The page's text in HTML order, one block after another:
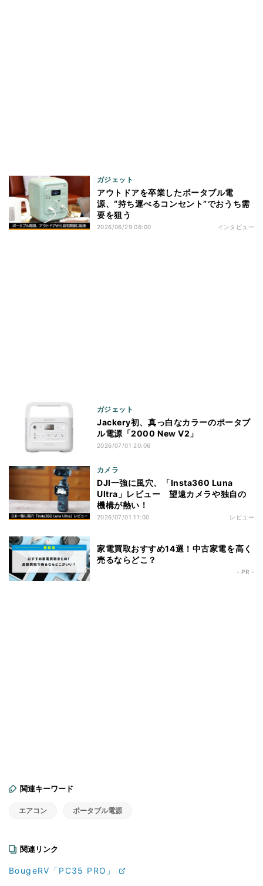
ガジェット
アウトドアを卒業したポータブル電
源、“持ち運べるコンセント”でおうち需
要を狙う
2026/06/29 06:00 インタビュー
ガジェット
Jackery初、真っ白なカラーのポータブ
ル電源「2000 New V2」
2026/07/01 20:06
カメラ
DJI一強に風穴、「Insta360 Luna
Ultra」レビュー 望遠カメラや独自の
機構が熱い！
2026/07/01 11:00 レビュー
家電買取おすすめ14選！中古家電を高く
売るならどこ？
- PR -
関連キーワード
エアコン ポータブル電源
関連リンク
BougeRV「PC35 PRO」